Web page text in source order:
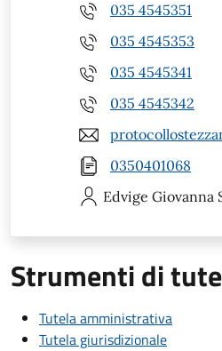
035 4545351
035 4545353
035 4545341
035 4545342
0350401068
Edvige Giovanna
Strumenti di
Tutela amministrativa
Tutela giurisdizionale